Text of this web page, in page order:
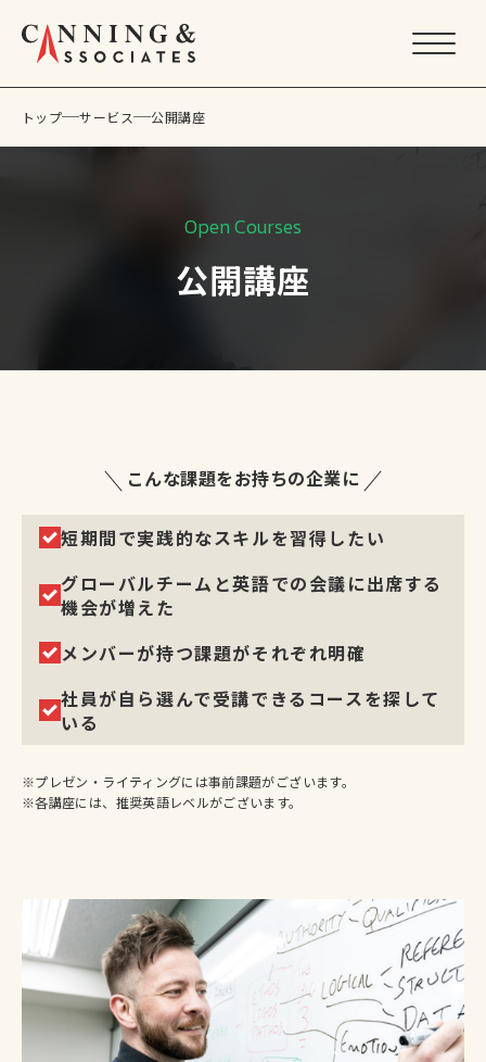
トップ
グローバル・コミュニケーション・スキル
グローバルリーダー育成
チーム
会社概要
お知らせ
English
無料相談してみる
資料請求
トップ サービス 公開講座
Open Courses
公開講座
こんな課題をお持ちの企業に
短期間で実践的なスキルを習得したい
グローバルチームと英語での会議に出席する
機会が増えた
メンバーが持つ課題がそれぞれ明確
社員が自ら選んで受講できるコースを探して
いる
※プレゼン・ライティングには事前課題がございます。
※各講座には、推奨英語レベルがございます。